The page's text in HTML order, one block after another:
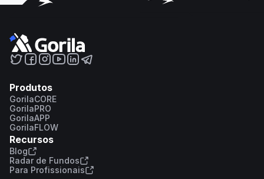
Produtos
GorilaCORE
GorilaPRO
GorilaAPP
GorilaFLOW
Recursos
Blog
Radar de Fundos
Para Profissionais